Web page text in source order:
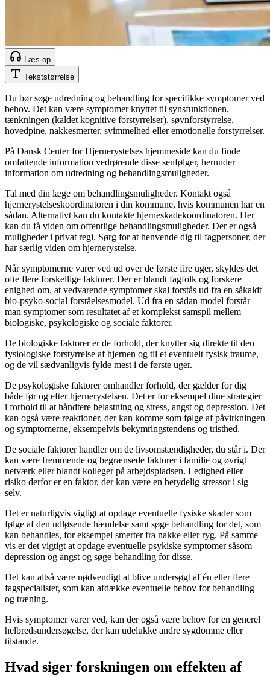
Læs op
Tekststørrelse
Du bør søge udredning og behandling for specifikke symptomer ved
behov. Det kan være symptomer knyttet til synsfunktionen,
tænkningen (kaldet kognitive forstyrrelser), søvnforstyrrelse,
hovedpine, nakkesmerter, svimmelhed eller emotionelle forstyrrelser.
På Dansk Center for Hjernerystelses hjemmeside kan du finde
omfattende information vedrørende disse senfølger, herunder
information om udredning og behandlingsmuligheder.
Tal med din læge om behandlingsmuligheder. Kontakt også
hjernerystelseskoordinatoren i din kommune, hvis kommunen har en
sådan. Alternativt kan du kontakte hjerneskadekoordinatoren. Her
kan du få viden om offentlige behandlingsmuligheder. Der er også
muligheder i privat regi. Sørg for at henvende dig til fagpersoner, der
har særlig viden om hjernerystelse.
Når symptomerne varer ved ud over de første fire uger, skyldes det
ofte flere forskellige faktorer. Der er blandt fagfolk og forskere
enighed om, at vedvarende symptomer skal forstås ud fra en såkaldt
bio-psyko-social forståelsesmodel. Ud fra en sådan model forstår
man symptomer som resultatet af et komplekst samspil mellem
biologiske, psykologiske og sociale faktorer.
De biologiske faktorer er de forhold, der knytter sig direkte til den
fysiologiske forstyrrelse af hjernen og til et eventuelt fysisk traume,
og de vil sædvanligvis fylde mest i de første uger.
De psykologiske faktorer omhandler forhold, der gælder for dig
både før og efter hjernerystelsen. Det er for eksempel dine strategier
i forhold til at håndtere belastning og stress, angst og depression. Det
kan også være reaktioner, der kan komme som følge af påvirkningen
og symptomerne, eksempelvis bekymringstendens og tristhed.
De sociale faktorer handler om de livsomstændigheder, du står i. Der
kan være fremmende og begrænsede faktorer i familie og øvrigt
netværk eller blandt kolleger på arbejdspladsen. Ledighed eller
risiko derfor er en faktor, der kan være en betydelig stressor i sig
selv.
Det er naturligvis vigtigt at opdage eventuelle fysiske skader som
følge af den udløsende hændelse samt søge behandling for det, som
kan behandles, for eksempel smerter fra nakke eller ryg. På samme
vis er det vigtigt at opdage eventuelle psykiske symptomer såsom
depression og angst og søge behandling for disse.
Det kan altså være nødvendigt at blive undersøgt af én eller flere
fagspecialister, som kan afdække eventuelle behov for behandling
og træning.
Hvis symptomer varer ved, kan der også være behov for en generel
helbredsundersøgelse, der kan udelukke andre sygdomme eller
tilstande.
Hvad siger forskningen om effekten af